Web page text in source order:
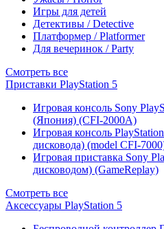
Игры для детей
Детективы / Detective
Платформер / Platformer
Для вечеринок / Party
Смотреть все
Приставки PlayStation 5
Игровая консоль Sony
(Япония) (CFI-2000A)
Игровая консоль
дисковода) (model CFI-
Игровая приставка Sony
дисководом) (GameReplay)
Смотреть все
Аксессуары PlayStation 5